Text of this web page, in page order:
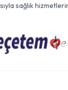
sağlık